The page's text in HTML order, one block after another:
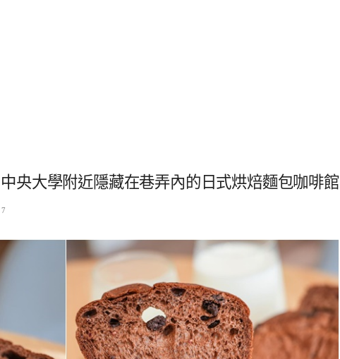
央大學附近隱藏在巷弄內的日式烘焙麵包咖啡館